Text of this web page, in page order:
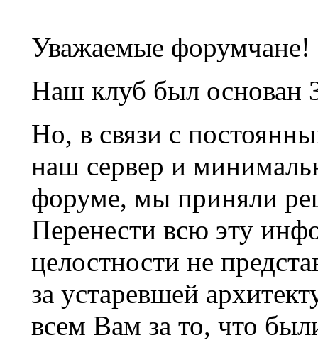
Уважаемые форумчане!
Наш клуб был основан
Но, в связи с
наш сервер и
форуме, мы приняли
Перенести всю эту
целостности не
за устаревшей
всем Вам за то, что